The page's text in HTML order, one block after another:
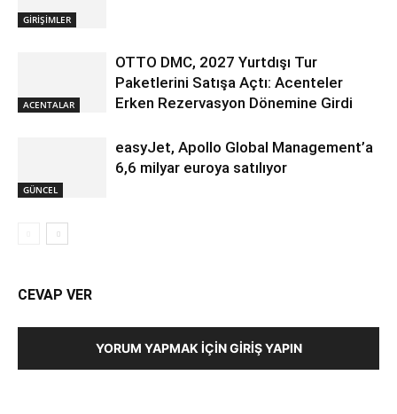
GİRİŞİMLER
ACENTALAR
OTTO DMC, 2027 Yurtdışı Tur
Paketlerini Satışa Açtı: Acenteler
Erken Rezervasyon Dönemine Girdi
GÜNCEL
easyJet, Apollo Global Management’a
6,6 milyar euroya satılıyor
CEVAP VER
YORUM YAPMAK İÇIN GIRIŞ YAPIN